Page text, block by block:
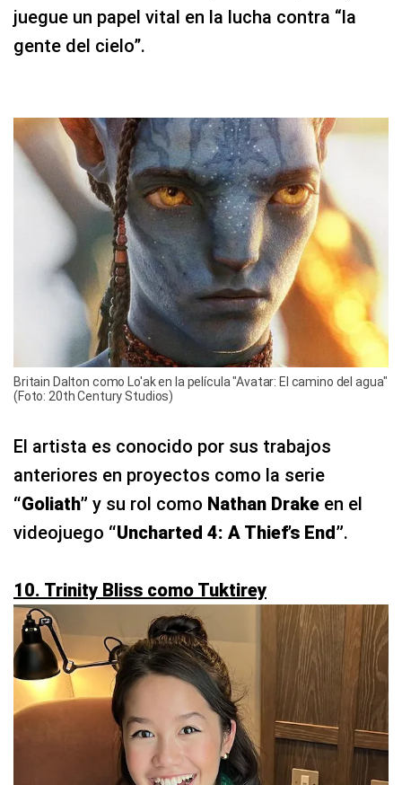
juegue un papel vital en la lucha contra “la
gente del cielo”.
Britain Dalton como Lo'ak en la película "Avatar: El camino del agua"
(Foto: 20th Century Studios)
El artista es conocido por sus trabajos
anteriores en proyectos como la serie
“Goliath” y su rol como Nathan Drake en el
videojuego “Uncharted 4: A Thief’s End”.
10. Trinity Bliss como Tuktirey